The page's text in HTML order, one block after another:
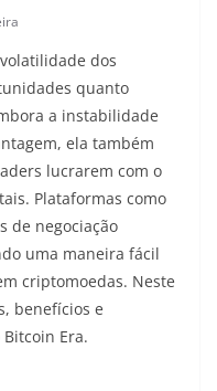
dos
quanto
a instabilidade
ela também
lucrarem com o
Plataformas como
de negociação
uma maneira fácil
criptomoedas. Neste
benefícios e
Era.